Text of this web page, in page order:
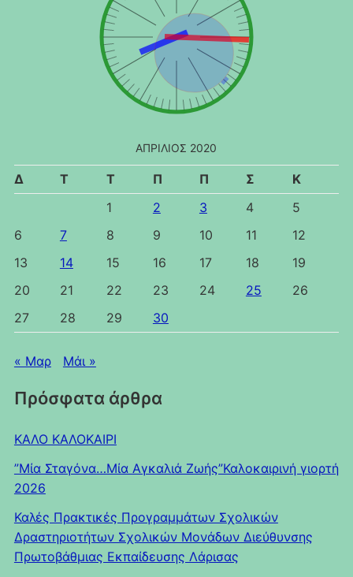
ΑΠΡΊΛΙΟΣ 2020
Δ Τ Τ Π Π Σ
Κ
1
2 3 4
5
6
7 8 9 10 11
12
13
14 15 16 17 18
19
20
21 22 23 24 25
26
27
28 29 30
« Μαρ Μάι »
Πρόσφατα άρθρα
ΚΑΛΟ ΚΑΛΟΚΑΙΡΙ
”Μία Σταγόνα…Μία Αγκαλιά Ζωής”Καλοκαιρινή γιορτή
2026
Καλές Πρακτικές Προγραμμάτων Σχολικών
Δραστηριοτήτων Σχολικών Μονάδων Διεύθυνσης
Πρωτοβάθμιας Εκπαίδευσης Λάρισας